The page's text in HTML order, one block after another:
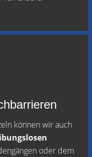
können wir auch
oder dem